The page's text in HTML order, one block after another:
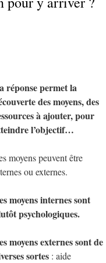
réponse permet la
des moyens, des
à ajouter, pour
l’objectif…
moyens peuvent être
ou externes.
moyens internes sont
psychologiques.
moyens externes sont de
sortes : aide